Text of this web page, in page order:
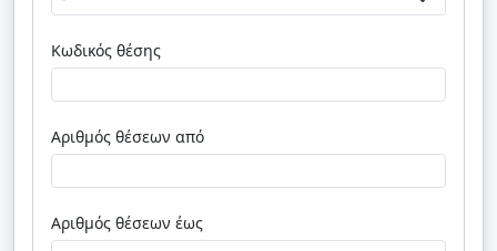
Κωδικός θέσης
Αριθμός θέσεων από
Αριθμός θέσεων έως